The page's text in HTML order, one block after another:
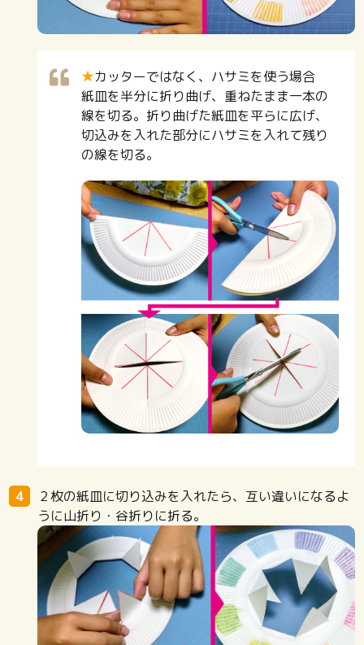
★カッターではなく、ハサミを使う場合
紙皿を半分に折り曲げ、重ねたまま一本の
線を切る。折り曲げた紙皿を平らに広げ、
切込みを入れた部分にハサミを入れて残り
の線を切る。
２枚の紙皿に切り込みを入れたら、互い違いになるよ
うに山折り・谷折りに折る。